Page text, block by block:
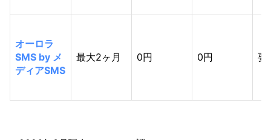
オーロラ
SMS by メ
ディアSMS
最大2ヶ月 0円 0円 要